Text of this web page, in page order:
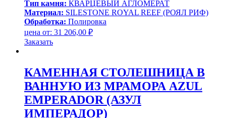
Тип камня: КВАРЦЕВЫЙ АГЛОМЕРАТ
Материал: SILESTONE ROYAL REEF (РОЯЛ РИФ)
Обработка: Полировка
цена от: 31 206,00 ₽
Заказать
КАМЕННАЯ СТОЛЕШНИЦА В
ВАННУЮ ИЗ МРАМОРА AZUL
EMPERADOR (АЗУЛ
ИМПЕРАДОР)